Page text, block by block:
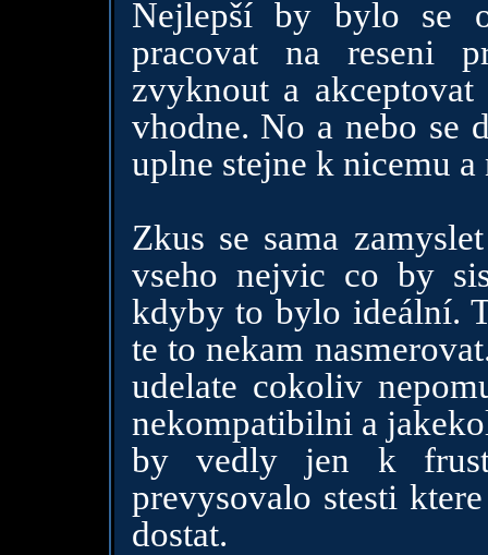
Nejlepší by bylo se
pracovat na reseni
zvyknout a
vhodne. No a nebo se
uplne stejne k nicemu
Zkus se sama
vseho nejvic co by
kdyby to bylo ideální.
te to nekam
udelate cokoliv
nekompatibilni a
by vedly jen k
prevysovalo stesti
dostat.